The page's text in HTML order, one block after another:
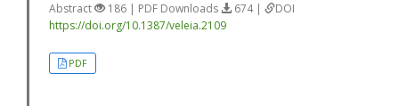
Abstract
186 | PDF Downloads 674 |
DOI
https://doi.org/10.1387/veleia.2109
PDF